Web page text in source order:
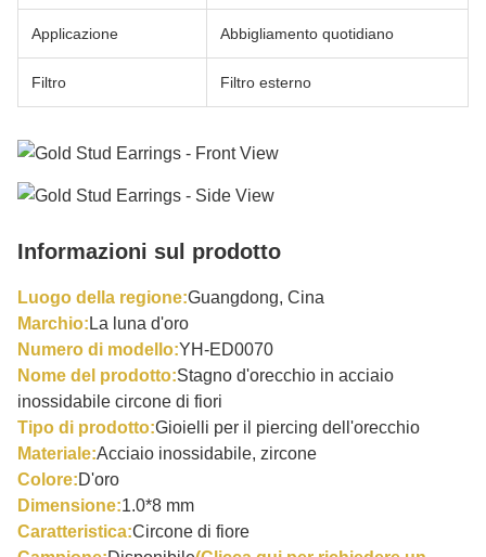
Applicazione Abbigliamento quotidiano
Filtro Filtro esterno
Informazioni sul prodotto
Luogo della regione:Guangdong, Cina
Marchio:La luna d'oro
Numero di modello:YH-ED0070
Nome del prodotto:Stagno d'orecchio in acciaio
inossidabile circone di fiori
Tipo di prodotto:Gioielli per il piercing dell'orecchio
Materiale:Acciaio inossidabile, zircone
Colore:D'oro
Dimensione:1.0*8 mm
Caratteristica:Circone di fiore